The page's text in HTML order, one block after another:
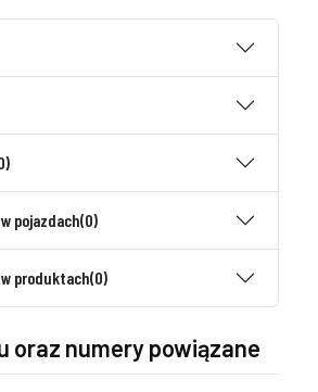
pojazdach(0)
produktach(0)
oraz numery powiązane